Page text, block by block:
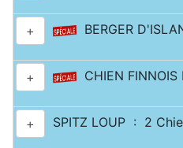
+ BERGER
+ CHIEN
+ SPITZ LOUP : 2